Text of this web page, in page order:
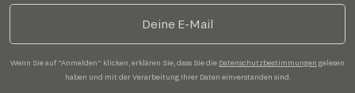
Wenn Sie auf "Anmelden" klicken, erklären Sie, dass Sie die Datenschutzbestimmungen gelesen
haben und mit der Verarbeitung Ihrer Daten einverstanden sind.